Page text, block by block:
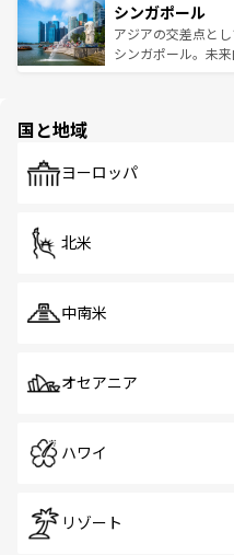
参照してほしい。
激する。気候は一
が待っている。親
た文化、そして多
み、どこを訪れて
ており、効率よく
うな絶景から文化
シンガポール
アジアの交差点と
シンガポール。未
で、ホーカーズは
国と地域
ヨーロッパ
北米
中南米
オセアニア
ハワイ
リゾート